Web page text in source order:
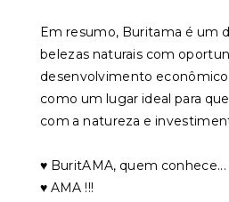
Em resumo, Buritama é um
belezas naturais com
desenvolvimento
como um lugar ideal para
com a natureza e
♥️ BuritAMA, quem conhece...
♥️ AMA !!!